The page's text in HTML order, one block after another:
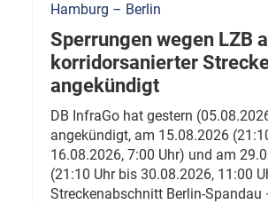
Hamburg – Berlin
Sperrungen wegen LZB
korridorsanierter
angekündigt
DB InfraGo hat gestern
angekündigt, am 15.08.2026
16.08.2026, 7:00 Uhr) und am
(21:10 Uhr bis 30.08.2026, 11:00
Streckenabschnitt Berlin-Spandau